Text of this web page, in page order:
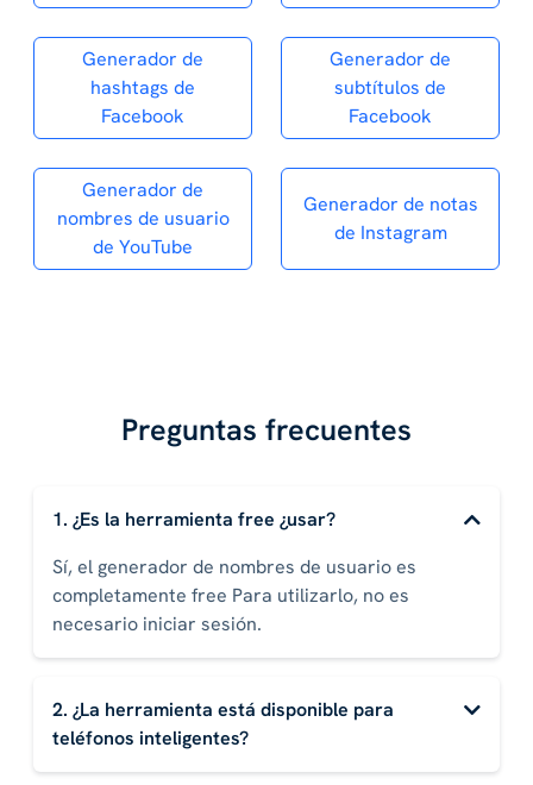
Generador de
hashtags de
Facebook
Generador de
subtítulos de
Facebook
Generador de
nombres de usuario
de YouTube
Generador de notas
de Instagram
Preguntas frecuentes
1. ¿Es la herramienta free ¿usar?
Sí, el generador de nombres de usuario es
completamente free Para utilizarlo, no es
necesario iniciar sesión.
2. ¿La herramienta está disponible para
teléfonos inteligentes?